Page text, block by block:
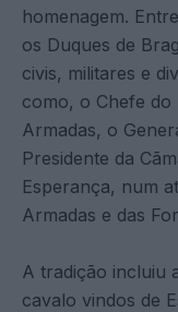
homenagem.
os Duques de
civis, militares e
como, o Chefe do
Armadas, o
Presidente da
Esperança, num
Armadas e das
A tradição incluiu
cavalo vindos de